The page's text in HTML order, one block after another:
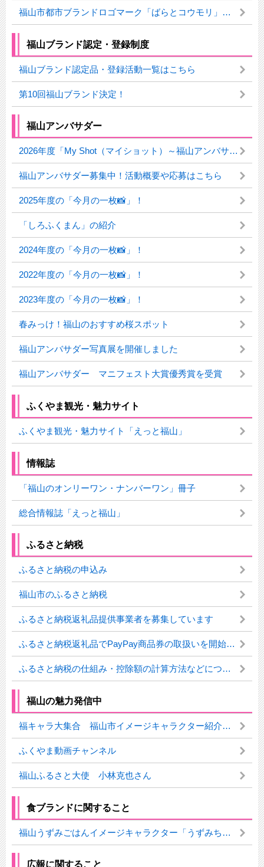
福山市都市ブランドロゴマーク「ばらとコウモリ」の使用のルール
福山ブランド認定・登録制度
福山ブランド認定品・登録活動一覧はこちら
第10回福山ブランド決定！
福山アンバサダー
2026年度「My Shot（マイショット）～福山アンバサダーが切り撮るふくやまの魅力」
福山アンバサダー募集中！活動概要や応募はこちら
2025年度の「今月の一枚📸」！
「しろふくまん」の紹介
2024年度の「今月の一枚📸」！
2022年度の「今月の一枚📸」！
2023年度の「今月の一枚📸」！
春みっけ！福山のおすすめ桜スポット
福山アンバサダー写真展を開催しました
福山アンバサダー マニフェスト大賞優秀賞を受賞
ふくやま観光・魅力サイト
ふくやま観光・魅力サイト「えっと福山」
情報誌
「福山のオンリーワン・ナンバーワン」冊子
総合情報誌「えっと福山」
ふるさと納税
ふるさと納税の申込み
福山市のふるさと納税
ふるさと納税返礼品提供事業者を募集しています
ふるさと納税返礼品でPayPay商品券の取扱いを開始しました！
ふるさと納税の仕組み・控除額の計算方法などについて
福山の魅力発信中
福キャラ大集合 福山市イメージキャラクター紹介ページ
ふくやま動画チャンネル
福山ふるさと大使 小林克也さん
食ブランドに関すること
福山うずみごはんイメージキャラクター「うずみちゃん」
広報に関すること